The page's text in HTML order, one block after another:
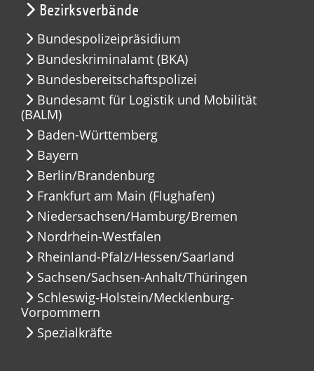
Bezirksverbände
Bundespolizeipräsidium
Bundeskriminalamt (BKA)
Bundesbereitschaftspolizei
Bundesamt für Logistik und Mobilität
(BALM)
Baden-Württemberg
Bayern
Berlin/Brandenburg
Frankfurt am Main (Flughafen)
Niedersachsen/Hamburg/Bremen
Nordrhein-Westfalen
Rheinland-Pfalz/Hessen/Saarland
Sachsen/Sachsen-Anhalt/Thüringen
Schleswig-Holstein/Mecklenburg-
Vorpommern
Spezialkräfte